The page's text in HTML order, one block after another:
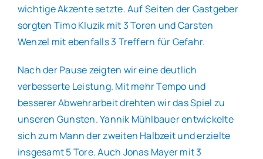
wichtige Akzente setzte. Auf Seiten der Gastgeber
sorgten Timo Kluzik mit 3 Toren und Carsten
Wenzel mit ebenfalls 3 Treffern für Gefahr.
Nach der Pause zeigten wir eine deutlich
verbesserte Leistung. Mit mehr Tempo und
besserer Abwehrarbeit drehten wir das Spiel zu
unseren Gunsten. Yannik Mühlbauer entwickelte
sich zum Mann der zweiten Halbzeit und erzielte
insgesamt 5 Tore. Auch Jonas Mayer mit 3